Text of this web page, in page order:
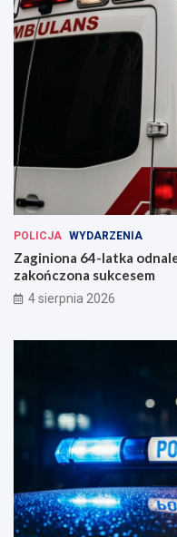
POLICJA WYDARZENIA
Zaginiona 64-latka
zakończona sukcesem
4 sierpnia 2026